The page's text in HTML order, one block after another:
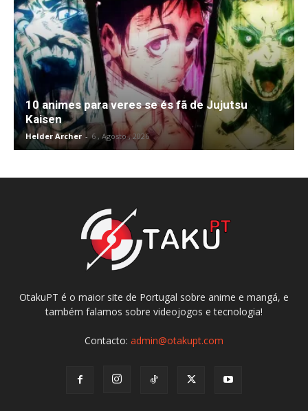
10 animes para veres se és fã de Jujutsu
Kaisen
Helder Archer - 6 , Agosto , 2026
OtakuPT é o maior site de Portugal sobre anime e mangá, e
também falamos sobre videojogos e tecnologia!
Contacto: admin@otakupt.com